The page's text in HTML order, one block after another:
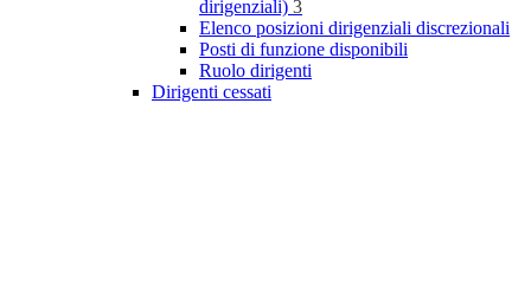
dirigenziali) 3
Elenco posizioni dirigenziali discrezionali
Posti di funzione disponibili
Ruolo dirigenti
Dirigenti cessati